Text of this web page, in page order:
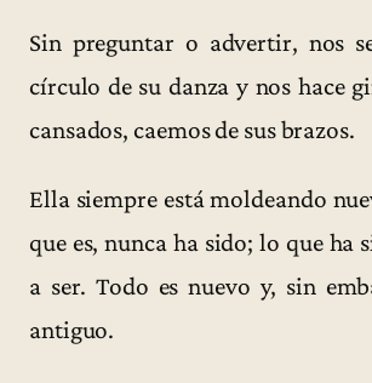
Sin preguntar o advertir, nos
círculo de su danza y nos hace
cansados, caemos de sus brazos.
Ella siempre está moldeando
que es, nunca ha sido; lo que ha
a ser. Todo es nuevo y, sin
antiguo.